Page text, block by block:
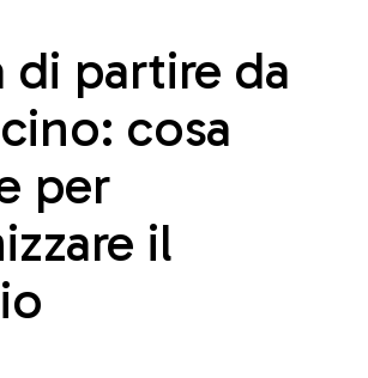
di partire da
cosa
per
il